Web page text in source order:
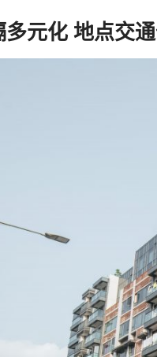
元化 地点交通